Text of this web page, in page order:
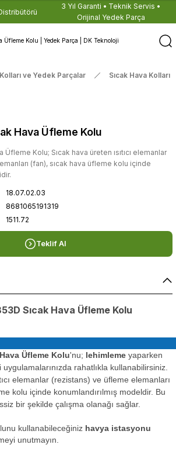
3 Yıl Garanti • Teknik Servis •
Orijinal Yedek Parça
ve Yedek Parçalar Sıcak Hava Kolları
Hava Üfleme Kolu
Üfleme Kolu; Sıcak hava üreten ısıtıcı elemanlar
(fan), sıcak hava üfleme kolu içinde
18.07.02.03
8681065191319
1511.72
Teklif Al
Sıcak Hava Üfleme Kolu
Üfleme Kolu'nu; lehimleme yaparken
uygulamalarınızda rahatlıkla kullanabilirsiniz.
elemanlar (rezistans) ve üfleme elemanları
kolu içinde konumlandırılmış modeldir. Bu
bir şekilde çalışma olanağı sağlar.
kullanabileceğiniz havya istasyonu
unutmayın.